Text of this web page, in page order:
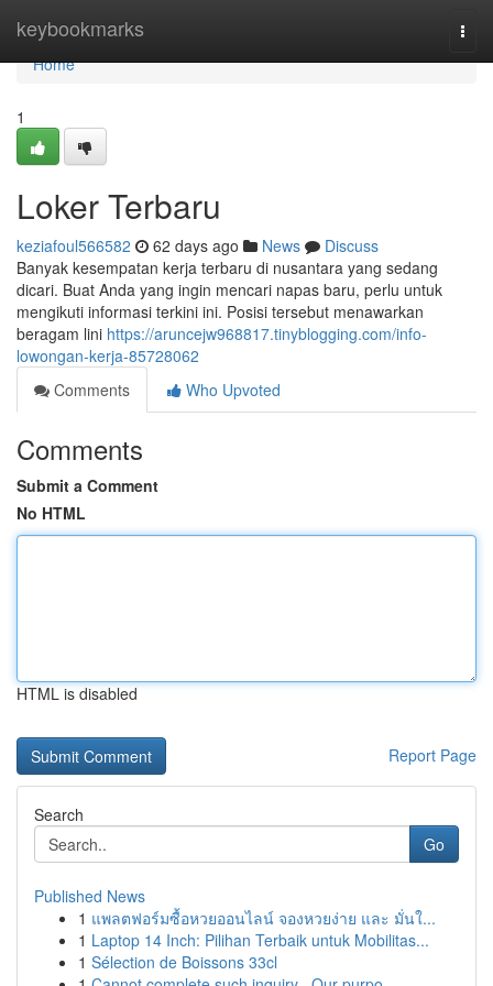
keybookmarks
Home
Home
1
Loker Terbaru
keziafoul566582 62 days ago News
Discuss
Banyak kesempatan kerja terbaru di nusantara yang sedang
dicari. Buat Anda yang ingin mencari napas baru, perlu untuk
mengikuti informasi terkini ini. Posisi tersebut menawarkan
beragam lini https://aruncejw968817.tinyblogging.com/info-
lowongan-kerja-85728062
Comments
Who Upvoted
Comments
Submit a Comment
No HTML
HTML is disabled
Report Page
Search
Go
Published News
1 แพลตฟอร์มซื้อหวยออนไลน์ จองหวยง่าย และ มั่นใ...
1 Laptop 14 Inch: Pilihan Terbaik untuk Mobilitas...
1 Sélection de Boissons 33cl